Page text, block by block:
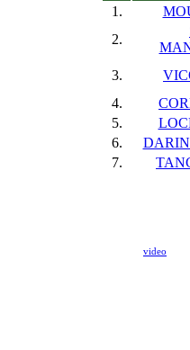
1.
2.
3.
4.
5.
6.
7.
video